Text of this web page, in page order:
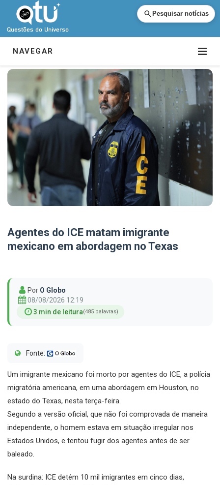
Pesquisar notícias
NAVEGAR
Agentes do ICE matam imigrante
mexicano em abordagem no Texas
Por O Globo
08/08/2026 12:19
3 min de leitura(485 palavras)
Fonte:
Um imigrante mexicano foi morto por agentes do ICE, a polícia
migratória americana, em uma abordagem em Houston, no
estado do Texas, nesta terça-feira.
Segundo a versão oficial, que não foi comprovada de maneira
independente, o homem estava em situação irregular nos
Estados Unidos, e tentou fugir dos agentes antes de ser
baleado.
Na surdina: ICE detém 10 mil imigrantes em cinco dias,